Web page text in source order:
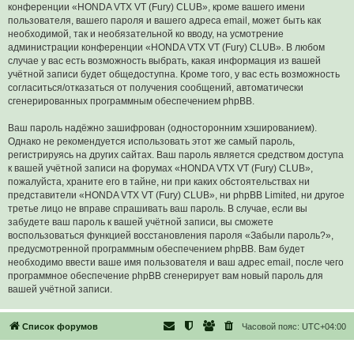
конференции «HONDA VTX VT (Fury) CLUB», кроме вашего имени
пользователя, вашего пароля и вашего адреса email, может быть как
необходимой, так и необязательной ко вводу, на усмотрение
администрации конференции «HONDA VTX VT (Fury) CLUB». В любом
случае у вас есть возможность выбрать, какая информация из вашей
учётной записи будет общедоступна. Кроме того, у вас есть возможность
согласиться/отказаться от получения сообщений, автоматически
сгенерированных программным обеспечением phpBB.
Ваш пароль надёжно зашифрован (односторонним хэшированием).
Однако не рекомендуется использовать этот же самый пароль,
регистрируясь на других сайтах. Ваш пароль является средством доступа
к вашей учётной записи на форумах «HONDA VTX VT (Fury) CLUB»,
пожалуйста, храните его в тайне, ни при каких обстоятельствах ни
представители «HONDA VTX VT (Fury) CLUB», ни phpBB Limited, ни другое
третье лицо не вправе спрашивать ваш пароль. В случае, если вы
забудете ваш пароль к вашей учётной записи, вы сможете
воспользоваться функцией восстановления пароля «Забыли пароль?»,
предусмотренной программным обеспечением phpBB. Вам будет
необходимо ввести ваше имя пользователя и ваш адрес email, после чего
программное обеспечение phpBB сгенерирует вам новый пароль для
вашей учётной записи.
Список форумов Часовой пояс: UTC+04:00